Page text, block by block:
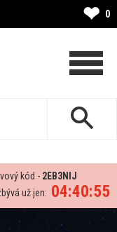
❤ 0
kód - 2EB3NIJ
04:40:55
už jen: